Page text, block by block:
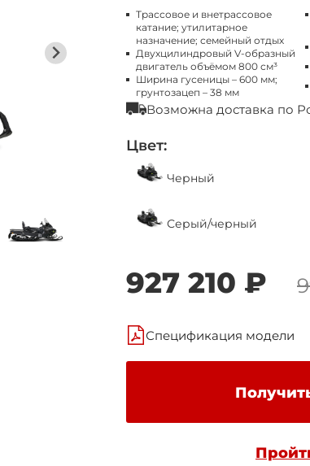
Трассовое и внетрассовое
катание; утилитарное
назначение; семейный отдых
Двухцилиндровый V-образный
двигатель объёмом 800 см³
Ширина гусеницы – 600 мм;
грунтозацеп – 38 мм
Возможна доставка по
Цвет:
Черный
Серый/черный
927 210 ₽
Спецификация модели